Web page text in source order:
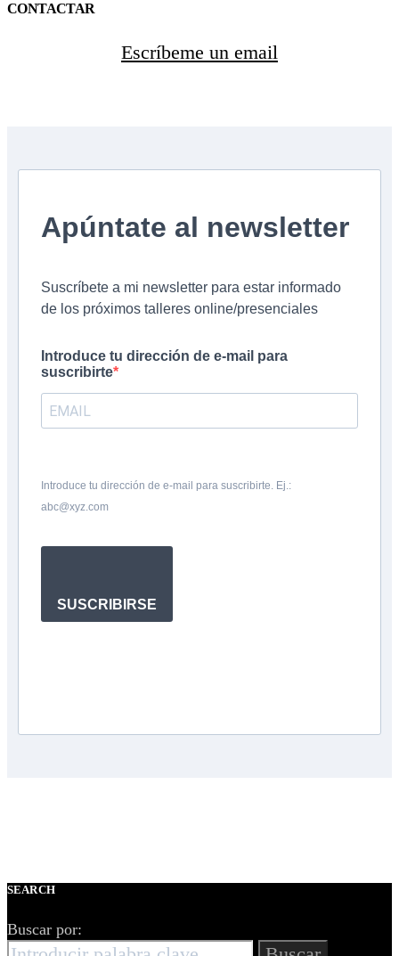
CONTACTAR
Escríbeme un email
Apúntate al newsletter
Suscríbete a mi newsletter para estar informado
de los próximos talleres online/presenciales
Introduce tu dirección de e-mail para
suscribirte
Introduce tu dirección de e-mail para suscribirte. Ej.:
abc@xyz.com
SUSCRIBIRSE
SEARCH
Buscar por: